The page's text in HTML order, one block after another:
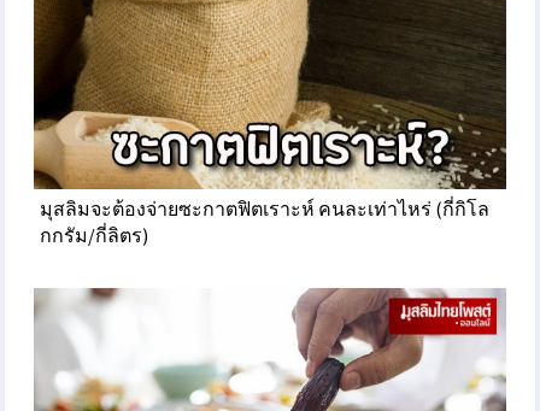
มุสลิมจะต้องจ่ายซะกาตฟิตเราะห์ คนละเท่าไหร่ (กี่กิโล
กกรัม/กี่ลิตร)